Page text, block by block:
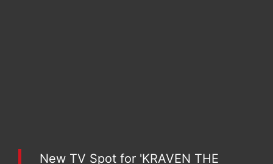
New TV Spot for 'KRAVEN THE